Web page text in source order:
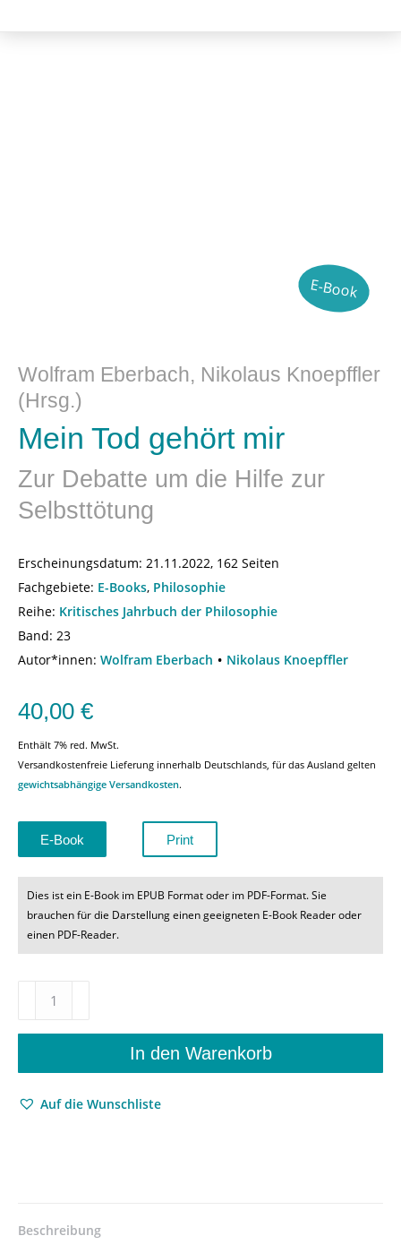
E-Book
Wolfram Eberbach, Nikolaus Knoepffler
(Hrsg.)
Mein Tod gehört mir
Zur Debatte um die Hilfe zur
Selbsttötung
Erscheinungsdatum: 21.11.2022, 162 Seiten
Fachgebiete: E-Books, Philosophie
Reihe: Kritisches Jahrbuch der Philosophie
Band: 23
Autor*innen: Wolfram Eberbach Nikolaus Knoepffler
40,00 €
Enthält 7% red. MwSt.
Versandkostenfreie Lieferung innerhalb Deutschlands, für das Ausland gelten
gewichtsabhängige Versandkosten.
E-Book Print
Dies ist ein E-Book im EPUB Format oder im PDF-Format. Sie
brauchen für die Darstellung einen geeigneten E-Book Reader oder
einen PDF-Reader.
Debatte
–
In den Warenkorb
Auf die Wunschliste
Beschreibung